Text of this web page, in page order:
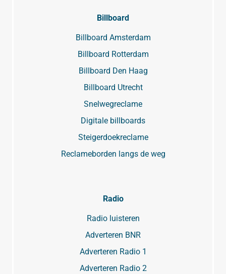
Billboard
Billboard Amsterdam
Billboard Rotterdam
Billboard Den Haag
Billboard Utrecht
Snelwegreclame
Digitale billboards
Steigerdoekreclame
Reclameborden langs de weg
Radio
Radio luisteren
Adverteren BNR
Adverteren Radio 1
Adverteren Radio 2